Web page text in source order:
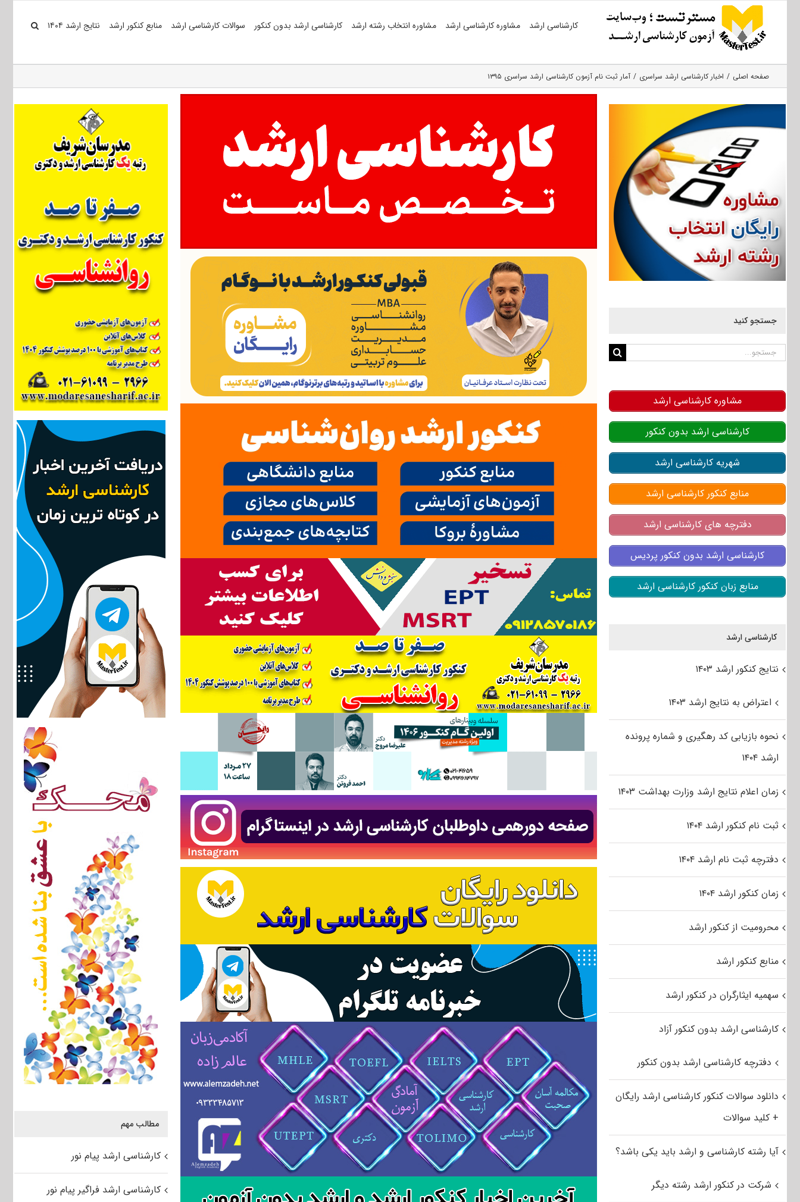
کارشناسی ارشد مشاوره کارشناسی ارشد مشاوره انتخاب رشته ارشد کارشناسی ارشد بدون کنکور سوالات کارشناسی ارشد منابع کنکور ارشد نتایج ارشد ۱۴۰۴
صفحه اصلی اخبار کارشناسی ارشد سراسری آمار ثبت نام آزمون کارشناسی ارشد سراسری ۱۳۹۵
مطالب مهم
کارشناسی ارشد پیام نور
کارشناسی ارشد فراگیر پیام نور
جستجو کنید
جستجو
مشاوره کارشناسی ارشد
کارشناسی ارشد بدون کنکور
شهریه کارشناسی ارشد
منابع کنکور کارشناسی ارشد
دفترچه های کارشناسی ارشد
کارشناسی ارشد بدون کنکور پردیس
منابع زبان کنکور کارشناسی ارشد
کارشناسی ارشد
نتایج کنکور ارشد ۱۴۰۳
اعتراض به نتایج ارشد ۱۴۰۳
نحوه بازیابی کد رهگیری و شماره پرونده
ارشد ۱۴۰۴
زمان اعلام نتایج ارشد وزارت بهداشت ۱۴۰۳
ثبت نام کنکور ارشد ۱۴۰۴
دفترچه ثبت نام ارشد ۱۴۰۴
زمان کنکور ارشد ۱۴۰۴
محرومیت از کنکور ارشد
منابع کنکور ارشد
سهمیه ایثارگران در کنکور ارشد
کارشناسی ارشد بدون کنکور آزاد
دفترچه کارشناسی ارشد بدون کنکور
دانلود سوالات کنکور کارشناسی ارشد رایگان
+ کلید سوالات
آیا رشته کارشناسی و ارشد باید یکی باشد؟
شرکت در کنکور ارشد رشته دیگر